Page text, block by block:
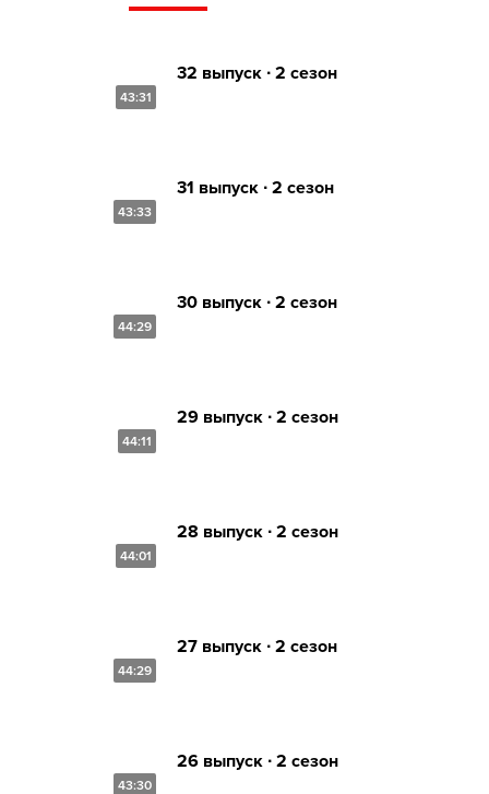
43:31
32 выпуск ∙ 2 сезон
43:33
31 выпуск ∙ 2 сезон
44:29
30 выпуск ∙ 2 сезон
44:11
29 выпуск ∙ 2 сезон
44:01
28 выпуск ∙ 2 сезон
44:29
27 выпуск ∙ 2 сезон
43:30
26 выпуск ∙ 2 сезон